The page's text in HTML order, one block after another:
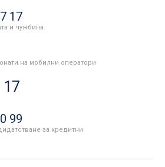
17
и чужбина
на мобилни оператори
17
99
за кредитни